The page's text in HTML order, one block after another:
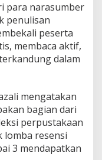
para narasumber
penulisan
peserta
membaca aktif,
dalam
mengatakan
bagian dari
perpustakaan
lomba resensi
3 mendapatkan